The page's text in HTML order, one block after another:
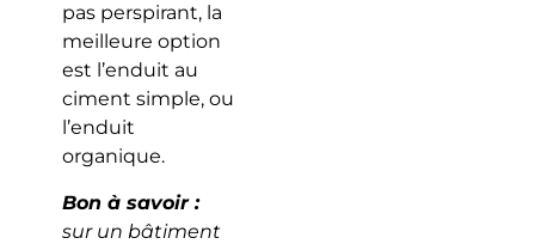
pas perspirant, la
meilleure option
est l’enduit au
ciment simple, ou
l’enduit
organique.
Bon à savoir :
sur un bâtiment